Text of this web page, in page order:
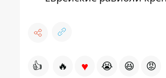
👍 🔥 ♥ 😭 😆 😡